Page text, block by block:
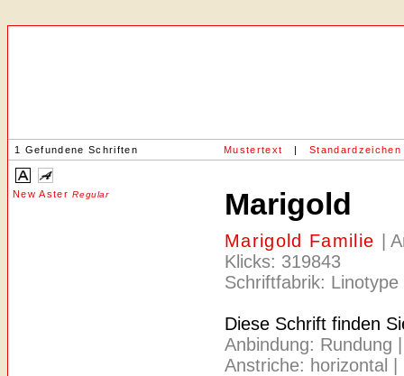
1 Gefundene Schriften Mustertext | Standardzeichen
New AsterRegular Marigold
Marigold Familie
|
Klicks: 319843
Schriftfabrik: Linotype
Diese Schrift finden
Anbindung: Rundung
Anstriche: horizontal |